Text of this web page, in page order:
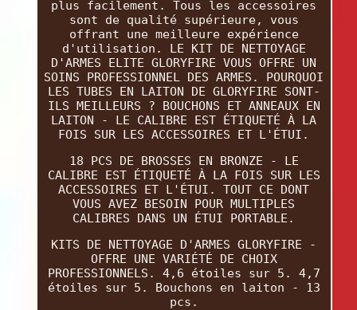
plus facilement. Tous les accessoires
sont de qualité supérieure, vous
offrant une meilleure expérience
d'utilisation. LE KIT DE NETTOYAGE
D'ARMES ELITE GLORYFIRE VOUS OFFRE UN
SOINS PROFESSIONNEL DES ARMES. POURQUOI
LES TUBES EN LAITON DE GLORYFIRE SONT-
ILS MEILLEURS ? BOUCHONS ET ANNEAUX EN
LAITON - LE CALIBRE EST ÉTIQUETÉ À LA
FOIS SUR LES ACCESSOIRES ET L'ÉTUI.
18 PCS DE BROSSES EN BRONZE - LE
CALIBRE EST ÉTIQUETÉ À LA FOIS SUR LES
ACCESSOIRES ET L'ÉTUI. TOUT CE DONT
VOUS AVEZ BESOIN POUR MULTIPLES
CALIBRES DANS UN ÉTUI PORTABLE.
KITS DE NETTOYAGE D'ARMES GLORYFIRE -
OFFRE UNE VARIÉTÉ DE CHOIX
PROFESSIONNELS. 4,6 étoiles sur 5. 4,7
étoiles sur 5. Bouchons en laiton - 13
pcs.